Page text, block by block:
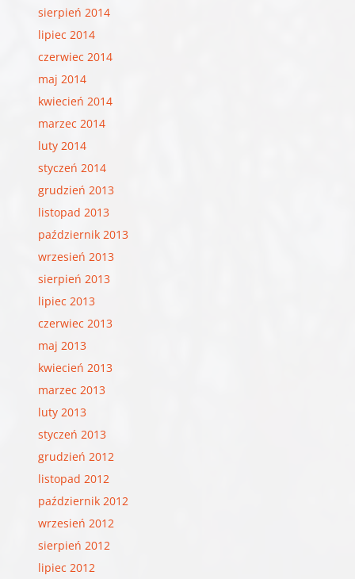
sierpień 2014
lipiec 2014
czerwiec 2014
maj 2014
kwiecień 2014
marzec 2014
luty 2014
styczeń 2014
grudzień 2013
listopad 2013
październik 2013
wrzesień 2013
sierpień 2013
lipiec 2013
czerwiec 2013
maj 2013
kwiecień 2013
marzec 2013
luty 2013
styczeń 2013
grudzień 2012
listopad 2012
październik 2012
wrzesień 2012
sierpień 2012
lipiec 2012